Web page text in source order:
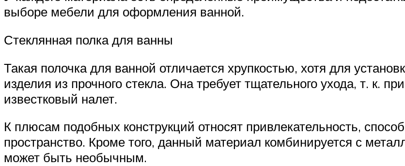
выборе мебели для оформления ванной.
Стеклянная полка для ванны
Такая полочка для ванной отличается хрупкостью, хотя для
изделия из прочного стекла. Она требует тщательного ухода, т. к.
известковый налет.
К плюсам подобных конструкций относят привлекательность,
пространство. Кроме того, данный материал комбинируется с
может быть необычным.